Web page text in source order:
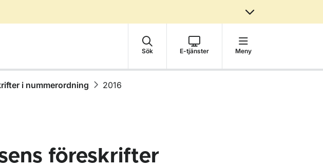
Sök E-tjänster Meny
i nummerordning 2016
föreskrifter